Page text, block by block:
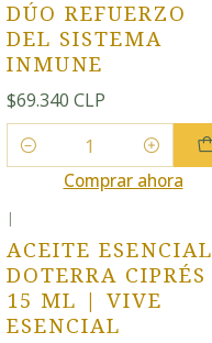
DÚO REFUERZO
DEL SISTEMA
INMUNE
$69.340 CLP
Cantidad
Comprar ahora
|
ACEITE ESENCIAL
DOTERRA CIPRÉS
15 ML | VIVE
ESENCIAL